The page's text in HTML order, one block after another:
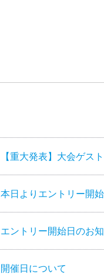
【重大発表】大会ゲス
本日よりエントリー開始
エントリー開始日のお
開催日について